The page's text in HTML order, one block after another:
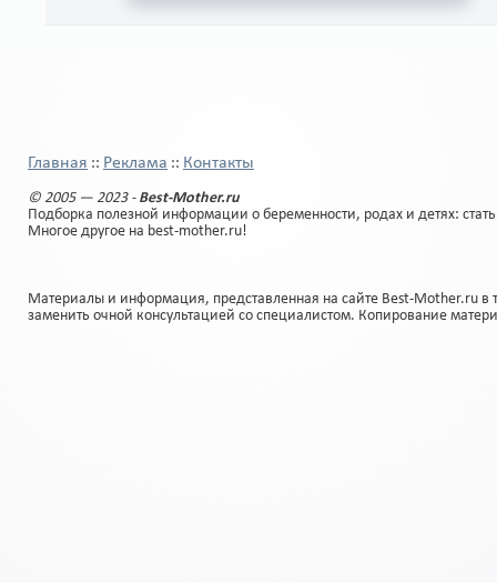
Главная :: Реклама :: Контакты
© 2005 — 2023 - Best-Mother.ru
Подборка полезной информации о беременности, родах и детях:
Многое другое на best-mother.ru!
Материалы и информация, представленная на сайте Best-Mother.ru
заменить очной консультацией со специалистом. Копирование